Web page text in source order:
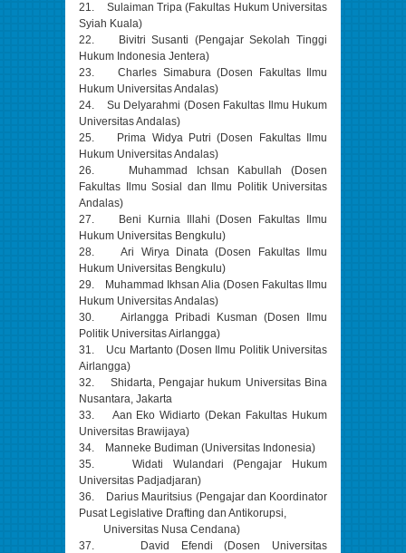
21. Sulaiman Tripa (Fakultas Hukum Universitas
Syiah Kuala)
22. Bivitri Susanti (Pengajar Sekolah Tinggi
Hukum Indonesia Jentera)
23. Charles Simabura (Dosen Fakultas Ilmu
Hukum Universitas Andalas)
24. Su Delyarahmi (Dosen Fakultas Ilmu Hukum
Universitas Andalas)
25. Prima Widya Putri (Dosen Fakultas Ilmu
Hukum Universitas Andalas)
26. Muhammad Ichsan Kabullah (Dosen
Fakultas Ilmu Sosial dan Ilmu Politik Universitas
Andalas)
27. Beni Kurnia Illahi (Dosen Fakultas Ilmu
Hukum Universitas Bengkulu)
28. Ari Wirya Dinata (Dosen Fakultas Ilmu
Hukum Universitas Bengkulu)
29. Muhammad Ikhsan Alia (Dosen Fakultas Ilmu
Hukum Universitas Andalas)
30. Airlangga Pribadi Kusman (Dosen Ilmu
Politik Universitas Airlangga)
31. Ucu Martanto (Dosen Ilmu Politik Universitas
Airlangga)
32. Shidarta, Pengajar hukum Universitas Bina
Nusantara, Jakarta
33. Aan Eko Widiarto (Dekan Fakultas Hukum
Universitas Brawijaya)
34. Manneke Budiman (Universitas Indonesia)
35. Widati Wulandari (Pengajar Hukum
Universitas Padjadjaran)
36. Darius Mauritsius (Pengajar dan Koordinator
Pusat Legislative Drafting dan Antikorupsi,
Universitas Nusa Cendana)
37. David Efendi (Dosen Universitas